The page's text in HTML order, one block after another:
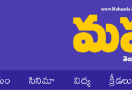
సినిమా విద్య క్రీడలు